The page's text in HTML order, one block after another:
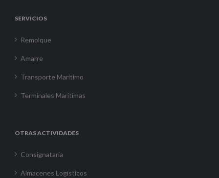
SERVICIOS
Remolque
Amarre
Transporte Marítimo
Terminales Marítimas
OTRAS ACTIVIDADES
Consignataria
Almacenes Logísticos